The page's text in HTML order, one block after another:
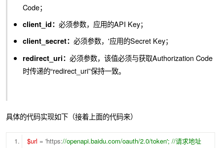
Code；
client_id：必须参数，应用的API Key；
client_secret：必须参数，'应用的Secret Key；
redirect_uri：必须参数，该值必须与获取Authorization Code
时传递的“redirect_uri”保持一致。
具体的代码实现如下（接着上面的代码来）
$url = 'https://openapi.baidu.com/oauth/2.0/token'; //请求地址